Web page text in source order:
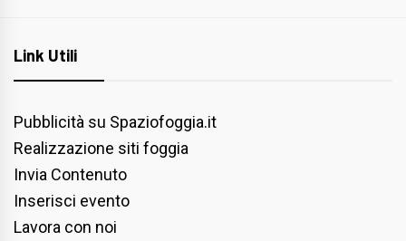
Link Utili
Pubblicità su Spaziofoggia.it
Realizzazione siti foggia
Invia Contenuto
Inserisci evento
Lavora con noi